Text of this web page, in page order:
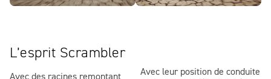
L’esprit Scrambler
Avec des racines remontant
Avec leur position de conduite